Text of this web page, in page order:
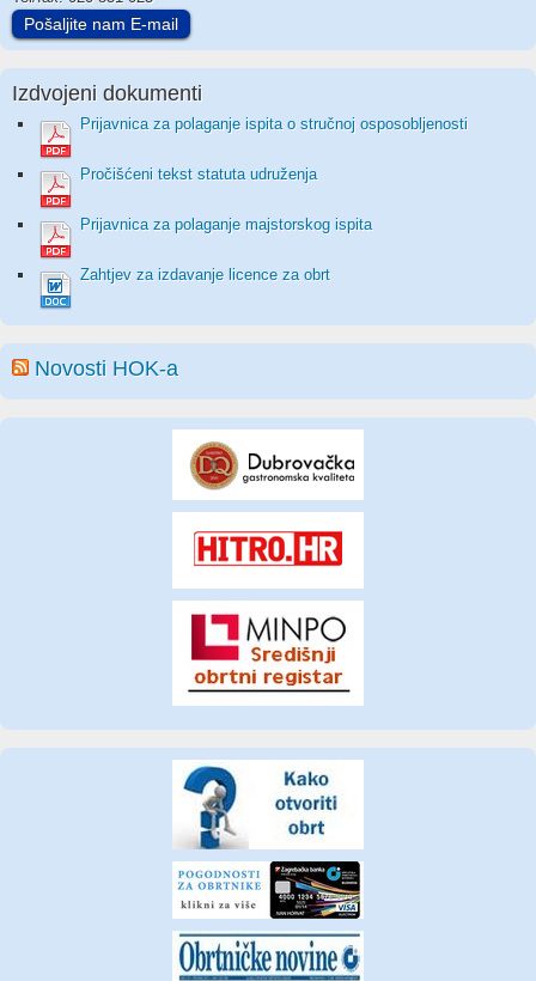
Pošaljite nam E-mail
Izdvojeni dokumenti
Prijavnica za polaganje ispita o stručnoj osposobljenosti
Pročišćeni tekst statuta udruženja
Prijavnica za polaganje majstorskog ispita
Zahtjev za izdavanje licence za obrt
Novosti HOK-a